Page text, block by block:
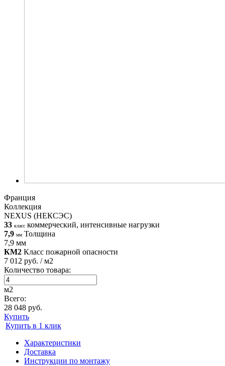
Франция
Коллекция
NEXUS (НЕКСЭС)
33 класс коммерческий, интенсивные нагрузки
7,9 мм Толщина
7,9 мм
КМ2 Класс пожарной опасности
7 012 руб. / м2
Количество товара:
м2
Всего:
28 048 руб.
Купить
Купить в 1 клик
Характеристики
Доставка
Инструкции по монтажу